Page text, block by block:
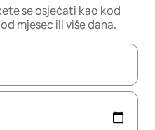
se osjećati kao kod
mjesec ili više dana.
ćete ih pregledati